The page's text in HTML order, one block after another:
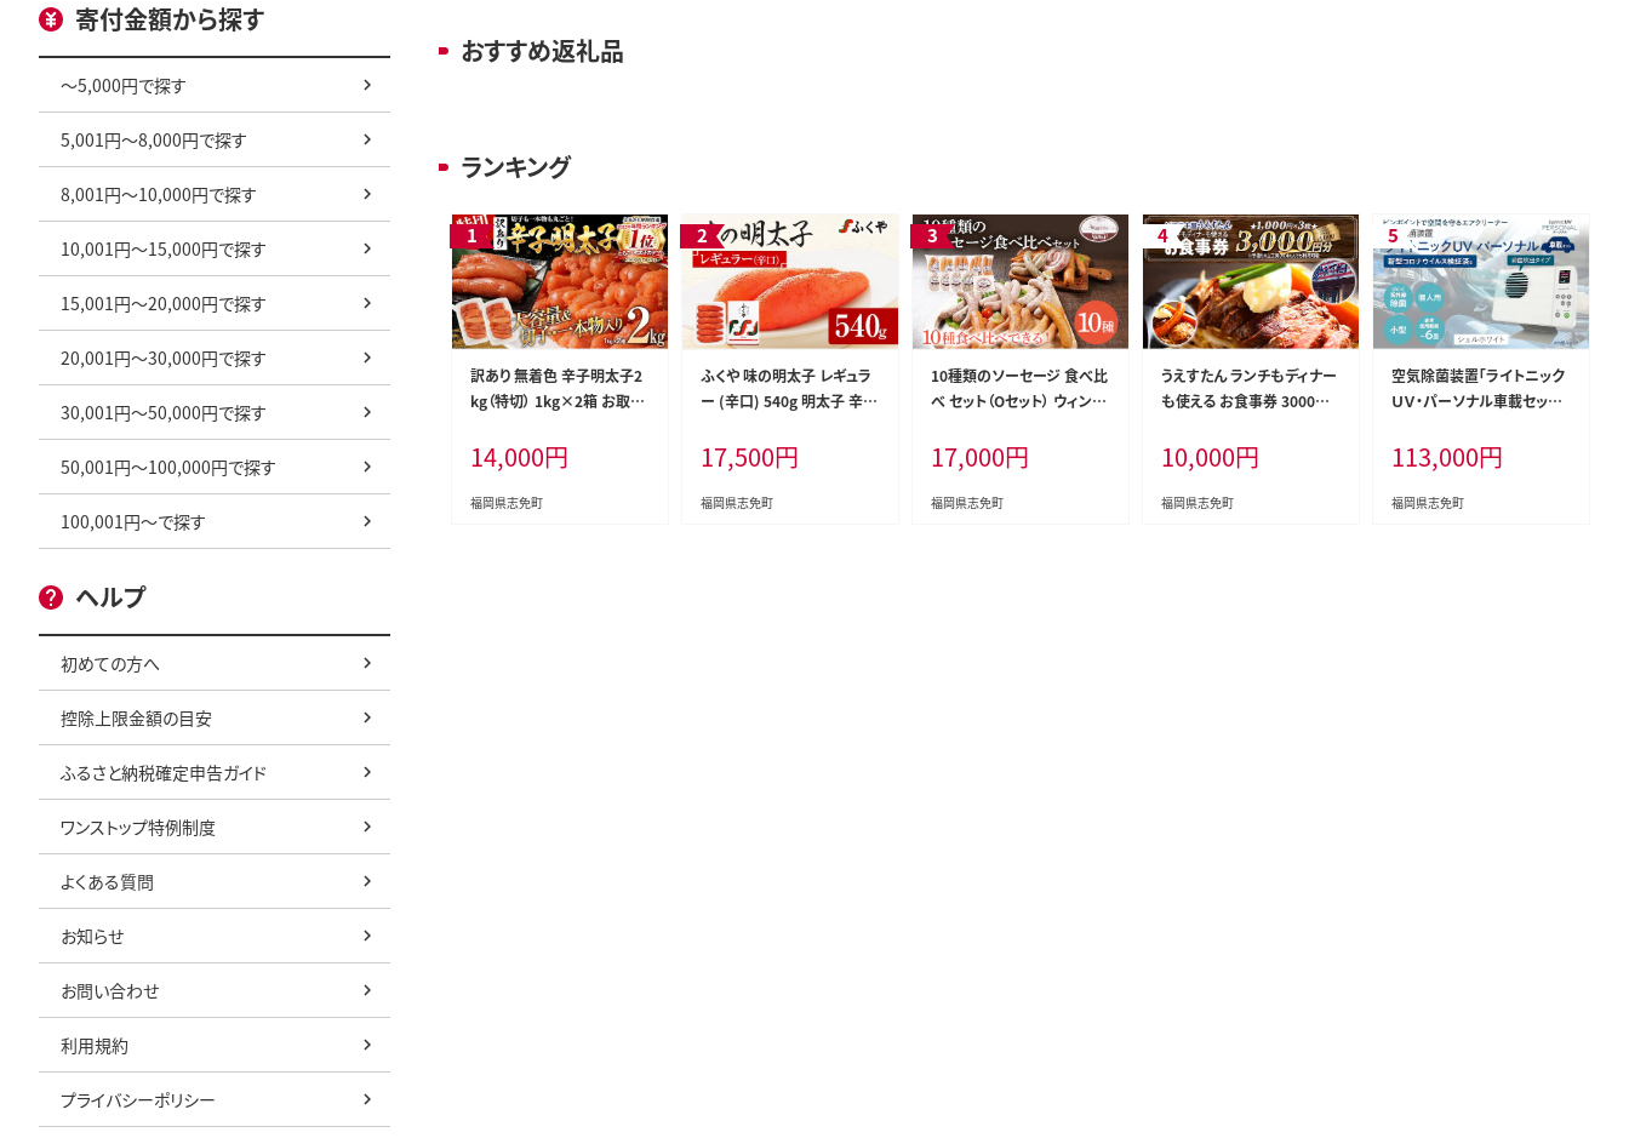
寄付金額から探す
～5,000円で探す
5,001円～8,000円で探す
8,001円～10,000円で探す
10,001円～15,000円で探す
15,001円～20,000円で探す
20,001円～30,000円で探す
30,001円～50,000円で探す
50,001円～100,000円で探す
100,001円～で探す
ヘルプ
初めての方へ
控除上限金額の目安
ふるさと納税確定申告ガイド
ワンストップ特例制度
よくある質問
お知らせ
お問い合わせ
利用規約
プライバシーポリシー
おすすめ返礼品
ランキング
訳あり 無着色 辛子明太子2
kg（特切） 1kg×2箱 お取り
あり 切れ子 切子 めんたいこ
お取り寄せグルメ 博多 福岡
お土産 ギフト 海鮮 業務用
14,000円
福岡県志免町
ふくや 味の明太子 レギュラ
ー (辛口) 540g 明太子 辛子
送料無料
17,500円
福岡県志免町
10種類のソーセージ 食べ比
べ セット（Oセット） ウィンナ
セット 食べ比べ 詰め合わせ
福岡県 志免町
17,000円
福岡県志免町
うえすたん ランチもディナー
も使える お食事券 3000円
券 納税 支援品 返礼品 支援
返礼 お礼の品 チケット 券
お食事券 食事券 ディナー
10,000円
福岡県志免町
空気除菌装置「ライトニック
ＵＶ・パーソナル車載セット」
小型 コンパクト 卓上 除菌
ウイルス 対策 脱臭 PM2.5
花粉 日本製 オフィス デスク
113,000円
福岡県志免町